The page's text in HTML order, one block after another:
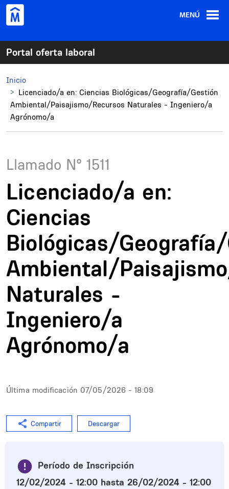
Pasar al contenido principal
MENÚ
Portal oferta laboral
Inicio
Licenciado/a en: Ciencias Biológicas/Geografía/Gestión
Ambiental/Paisajismo/Recursos Naturales - Ingeniero/a
Agrónomo/a
Llamado N° 1511
Licenciado/a en:
Ciencias
Biológicas/
Ambiental/
Naturales -
Ingeniero/a
Agrónomo/a
Última modificación 07/05/2026 - 18:09
Compartir Descargar
Período de Inscripción
12/02/2024 - 12:00 hasta 26/02/2024 - 12:00